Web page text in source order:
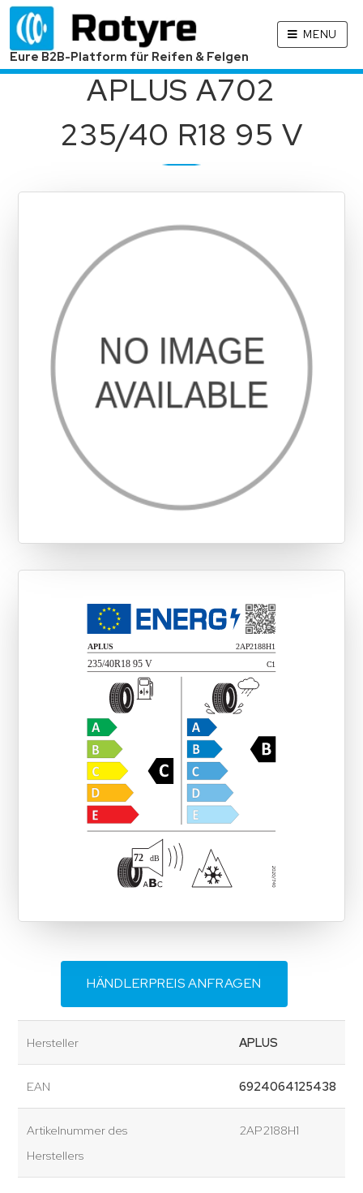
Eure B2B-Platform für Reifen & Felgen
MENU
APLUS A702
235/40 R18 95 V
HÄNDLERPREIS ANFRAGEN
Hersteller APLUS
EAN 6924064125438
Artikelnummer des
Herstellers
2AP2188H1